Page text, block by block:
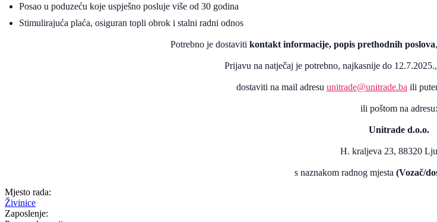
Posao u poduzeću koje uspješno posluje više od 30 godina
Stimulirajuća plaća, osiguran topli obrok i stalni radni odnos
Potrebno je dostaviti kontakt informacije, popis prethodnih poslova
Prijavu na natječaj je potrebno, najkasnije do
dostaviti na mail adresu unitrade@unitrade.ba ili
ili poštom na adresu:
Unitrade d.o.o.
H. kraljeva 23, 88320
s naznakom radnog mjesta (Vozač/
Mjesto rada:
Živinice
Zaposlenje: